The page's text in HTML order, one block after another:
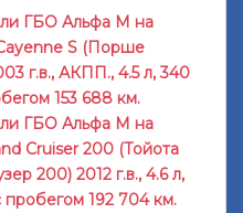
ГБО Альфа М на
S (Порше
г.в., АКПП., 4.5 л, 340
153 688 км.
ГБО Альфа М на
Cruiser 200 (Тойота
200) 2012 г.в., 4.6 л,
пробегом 192 704 км.